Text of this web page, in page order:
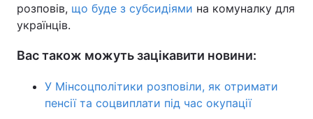
розповів, що буде з субсидіями на комуналку для
українців.
Вас також можуть зацікавити новини:
У Мінсоцполітики розповіли, як отримати
пенсії та соцвиплати під час окупації